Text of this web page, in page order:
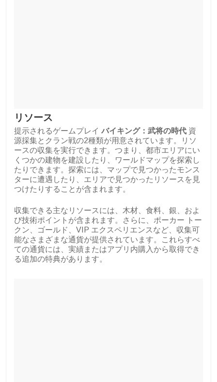
リソース
提示されるゲームプレイ バイキング：武将の時代 資
源採集とクラン戦の2種類が用意されています。リソ
ースの収集を実行できます。つまり、都市エリアにい
くつかの建物を建設したり、ワールドマップを探索し
たりできます。探索には、マップで見つかったモンス
ターに遭遇したり、エリアで見つかったリソースを見
つけたりすることが含まれます。
収集できる主なリソースには、木材、食料、銀、およ
び技術ポイントが含まれます。さらに、ポーカー トー
クン、ゴールド、VIP エクスペリエンスなど、収集可
能なさまざまな通貨が提供されています。これらすべ
ての通貨には、実績またはアプリ内購入から取得でき
る追加の特典があります。